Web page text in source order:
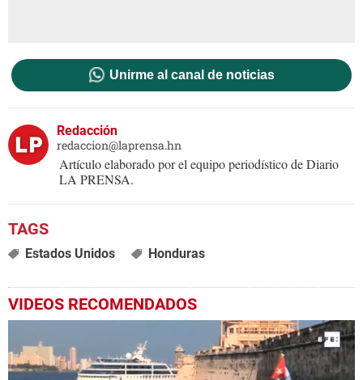
Unirme al canal de noticias
Redacción
redaccion@laprensa.hn
Artículo elaborado por el equipo periodístico de Diario
LA PRENSA.
Estados Unidos Honduras
VIDEOS RECOMENDADOS